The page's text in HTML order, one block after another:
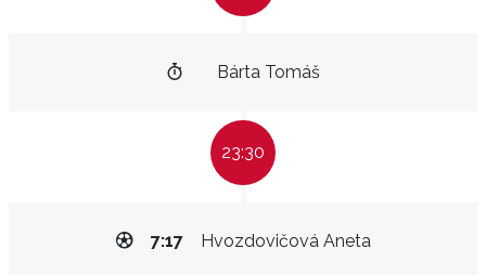
Bárta Tomáš
23:30
Hvozdovičová Aneta
7:17